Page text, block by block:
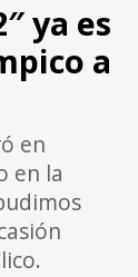
ya es
a
en
en la